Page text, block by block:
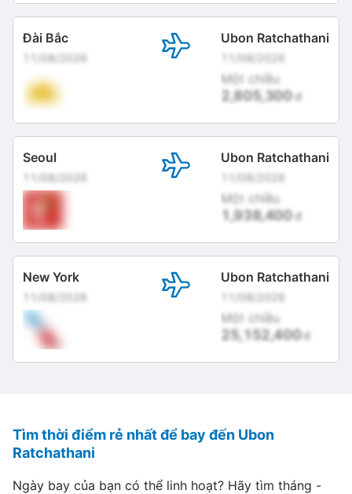
Đài Bắc
11/08/2026
Ubon Ratchathani
11/08/2026
Một chiều
2,805,300đ
Seoul
11/08/2026
Ubon Ratchathani
11/08/2026
Một chiều
1,938,400đ
New York
11/08/2026
Ubon Ratchathani
11/08/2026
Một chiều
25,152,400đ
Tìm thời điểm rẻ nhất để bay đến Ubon
Ratchathani
Ngày bay của bạn có thể linh hoạt? Hãy tìm tháng -